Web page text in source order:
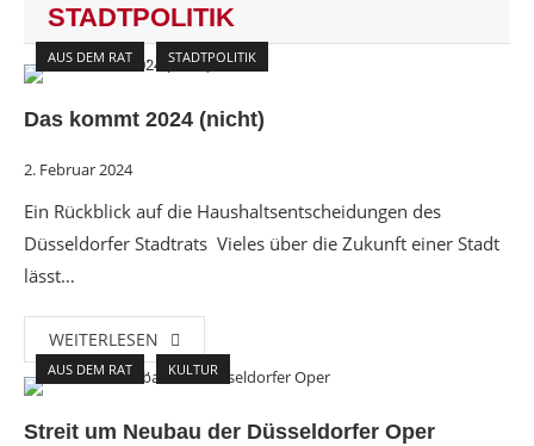
STADTPOLITIK
AUS DEM RAT STADTPOLITIK
Das kommt 2024 (nicht)
2. Februar 2024
Ein Rückblick auf die Haushaltsentscheidungen des
Düsseldorfer Stadtrats Vieles über die Zukunft einer Stadt
lässt…
WEITERLESEN
AUS DEM RAT KULTUR
Streit um Neubau der Düsseldorfer Oper